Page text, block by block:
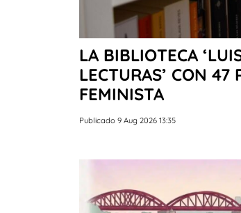
LA BIBLIOTECA
LECTURAS’ CON 47
FEMINISTA
Publicado 9 Aug 2026 13:35